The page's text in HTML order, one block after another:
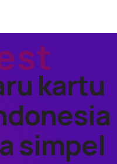
kartu
simpel